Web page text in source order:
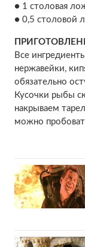
● 1 столовая
● 0,5 столовой
Все
нержавейки,
обязательно
Кусочки рыбы
накрываем
можно